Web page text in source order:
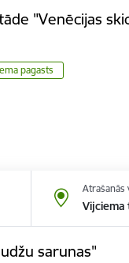
"Venēcijas
pagasts
Atrašanās
Vijciema
sarunas"